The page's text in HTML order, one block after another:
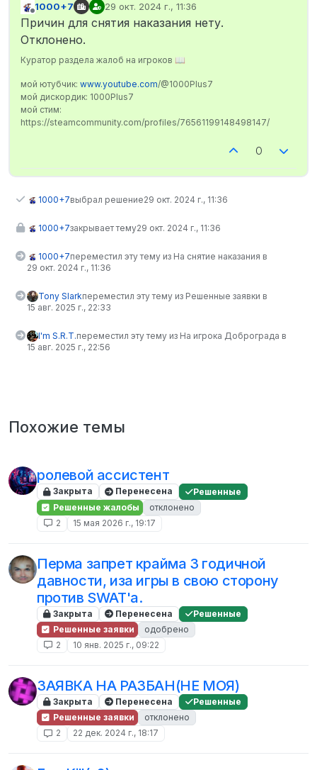
Не в сети
1000+7 29 окт. 2024 г., 11:36
отредактировано
Причин для снятия наказания нету.
Отклонено.
Куратор раздела жалоб на игроков 📖
мой ютубчик: www.youtube.com/@1000Plus7
мой дискордик: 1000Plus7
мой стим:
https://steamcommunity.com/profiles/76561199148498147/
0
1000+7выбрал решение29 окт. 2024 г., 11:36
1000+7закрывает тему29 окт. 2024 г., 11:36
1000+7переместил эту тему из На снятие наказания в
29 окт. 2024 г., 11:36
Tony Slarkпереместил эту тему из Решенные заявки в
15 авг. 2025 г., 22:33
I'm S.R.T.переместил эту тему из На игрока Доброграда в
15 авг. 2025 г., 22:56
Похожие темы
ролевой ассистент
Закрыта Перенесена
Решенные
Решенные жалобы
отклонено
2
15 мая 2026 г., 19:17
Перма запрет крайма 3 годичной
давности, иза игры в свою сторону
против SWAT'а.
Закрыта Перенесена
Решенные
Решенные заявки
одобрено
2
10 янв. 2025 г., 09:22
ЗАЯВКА НА РАЗБАН(НЕ МОЯ)
Закрыта Перенесена
Решенные
Решенные заявки
отклонено
2
22 дек. 2024 г., 18:17